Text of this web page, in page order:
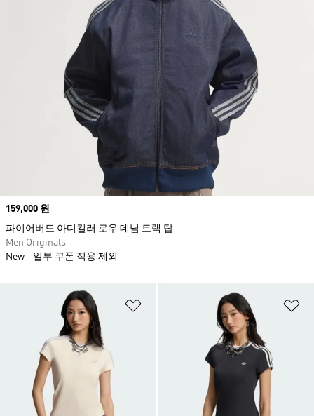
위시리스트 담기
Price
159,000 원
파이어버드 아디컬러 로우 데님 트랙 탑
Men Originals
New
일부 쿠폰 적용 제외